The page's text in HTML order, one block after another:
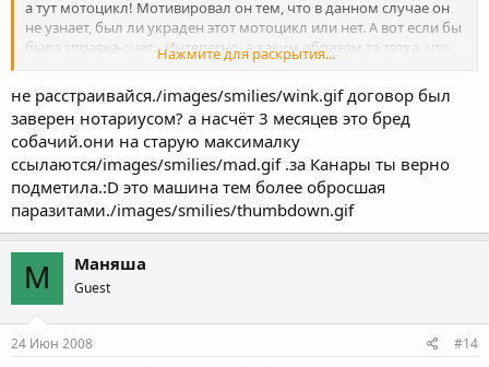
а тут мотоцикл! Мотивировал он тем, что в данном случае он
не узнает, был ли украден этот мотоцикл или нет. А вот если бы
была справка-счет... Интересно, а каким образом та тетка, что
сидит у него в коридоре МРЭО и рисует эти самые справки,
знает, что у меня мотик не угнан? Она поддерживает
телепатическую связь со всем населением планеты и точно
знает, кто, что и когда совершил? Или она крупный эксперт
именно по моему мотоциклу и знает все, что с ним когда-либо
происходило? И при наличии справки-счета меня тоже будут
проверять три месяца, что я его у себя же и не сперла! Ну и
нафига она тогда нужна? Моих 600 рублей, видимо, им не
хватает для покупки дачки на Канарах, что они так за них
Нажмите для раскрытия...
не расстраивайся./images/smilies/wink.gif договор был
заверен нотариусом? а насчёт 3 месяцев это бред
собачий.они на старую максималку
ссылаются/images/smilies/mad.gif .за Канары ты верно
подметила.:D это машина тем более обросшая
паразитами./images/smilies/thumbdown.gif
М Маняша
Guest
24 Июн 2008 #14